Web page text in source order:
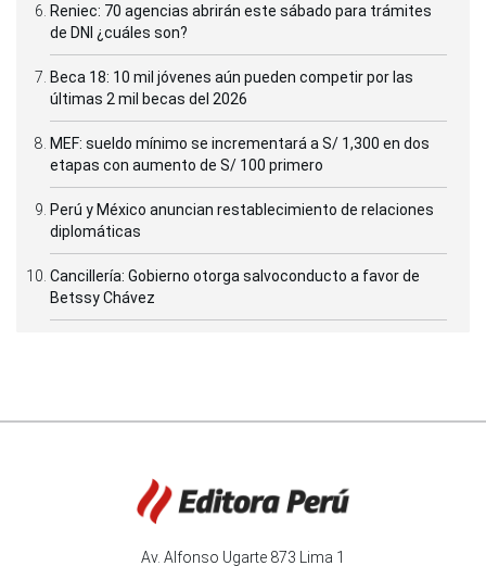
Reniec: 70 agencias abrirán este sábado para trámites
de DNI ¿cuáles son?
Beca 18: 10 mil jóvenes aún pueden competir por las
últimas 2 mil becas del 2026
MEF: sueldo mínimo se incrementará a S/ 1,300 en dos
etapas con aumento de S/ 100 primero
Perú y México anuncian restablecimiento de relaciones
diplomáticas
Cancillería: Gobierno otorga salvoconducto a favor de
Betssy Chávez
Av. Alfonso Ugarte 873 Lima 1